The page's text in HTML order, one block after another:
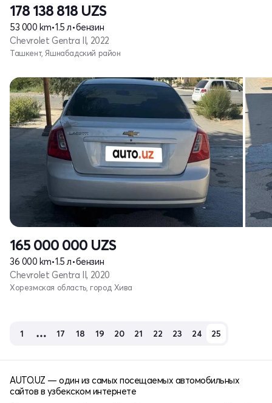
178 138 818 UZS
53 000 km•1.5 л•бензин
Chevrolet Gentra II, 2022
Ташкент, Яшнабадский район
165 000 000 UZS
36 000 km•1.5 л•бензин
Chevrolet Gentra II, 2020
Хорезмская область, город Хива
1 17 18 19 20 21 22 23 24 25
AUTO.UZ — один из самых посещаемых автомобильных
сайтов в узбекском интернете